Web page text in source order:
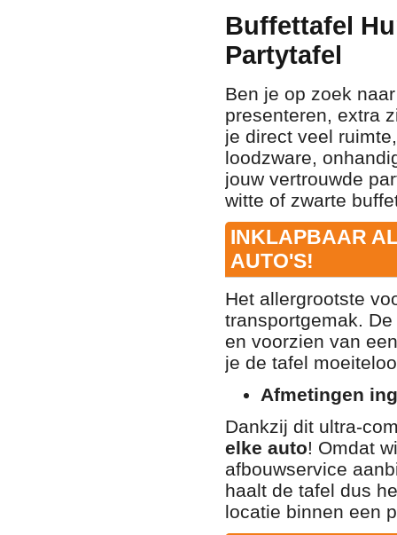
Buffettafel
Partytafel
Ben je op zoek
presenteren, extra
je direct veel
loodzware,
jouw vertrouwde
witte of zwarte
INKLAPBAAR
AUTO'S!
Het allergrootste
transportgemak.
en voorzien van
je de tafel
Afmetingen
Dankzij dit ultra-
elke auto! Omdat
afbouwservice
haalt de tafel dus
locatie binnen een